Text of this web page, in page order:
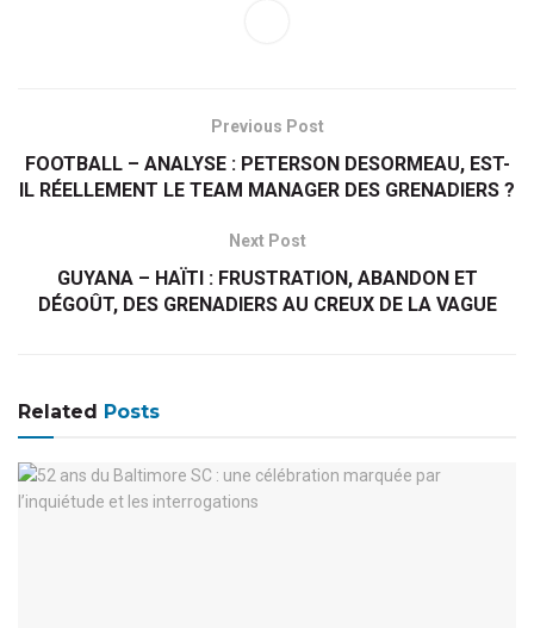
Previous Post
FOOTBALL – ANALYSE : PETERSON DESORMEAU, EST-
IL RÉELLEMENT LE TEAM MANAGER DES GRENADIERS ?
Next Post
GUYANA – HAÏTI : FRUSTRATION, ABANDON ET
DÉGOÛT, DES GRENADIERS AU CREUX DE LA VAGUE
Related Posts